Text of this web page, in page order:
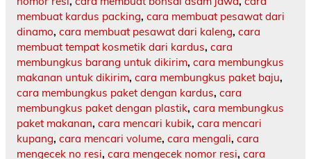
membuat kardus packing, cara membuat pesawat dari
dinamo, cara membuat pesawat dari kaleng, cara
membuat tempat kosmetik dari kardus, cara
membungkus barang untuk dikirim, cara membungkus
makanan untuk dikirim, cara membungkus paket baju,
cara membungkus paket dengan kardus, cara
membungkus paket dengan plastik, cara membungkus
paket makanan, cara mencari kubik, cara mencari
kupang, cara mencari volume, cara mengali, cara
mengecek no resi, cara mengecek nomor resi, cara